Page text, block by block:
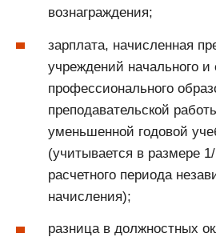
вознаграждения;
зарплата, начисленная
учреждений начального и
профессионального
преподавательской
уменьшенной годовой
(учитывается в размере
расчетного периода
начисления);
разница в должностных